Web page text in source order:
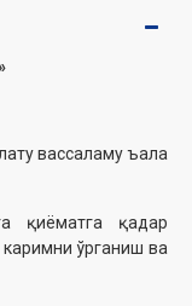
вассаламу ъала
‎қиёматга қадар
ўрганиш ва